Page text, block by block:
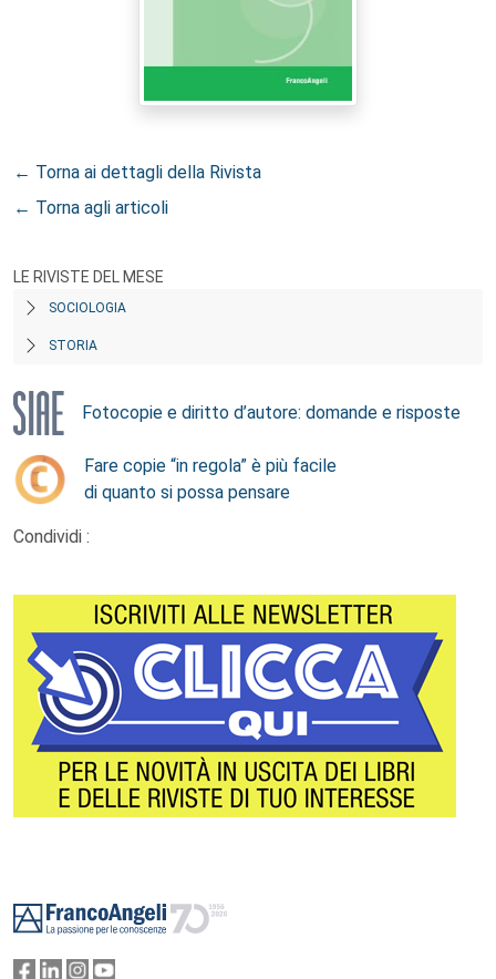
← Torna ai dettagli della Rivista
← Torna agli articoli
LE RIVISTE DEL MESE
SOCIOLOGIA
STORIA
Fotocopie e diritto d’autore: domande e risposte
Fare copie “in regola” è più facile
di quanto si possa pensare
Condividi :